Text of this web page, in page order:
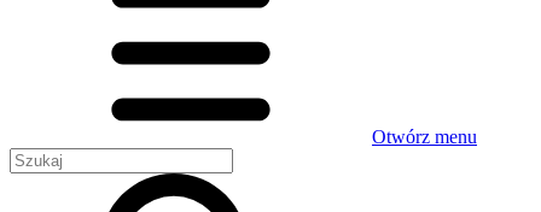
Otwórz menu